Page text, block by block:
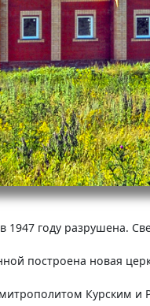
1947 году разрушена.
построена новая
Курским и